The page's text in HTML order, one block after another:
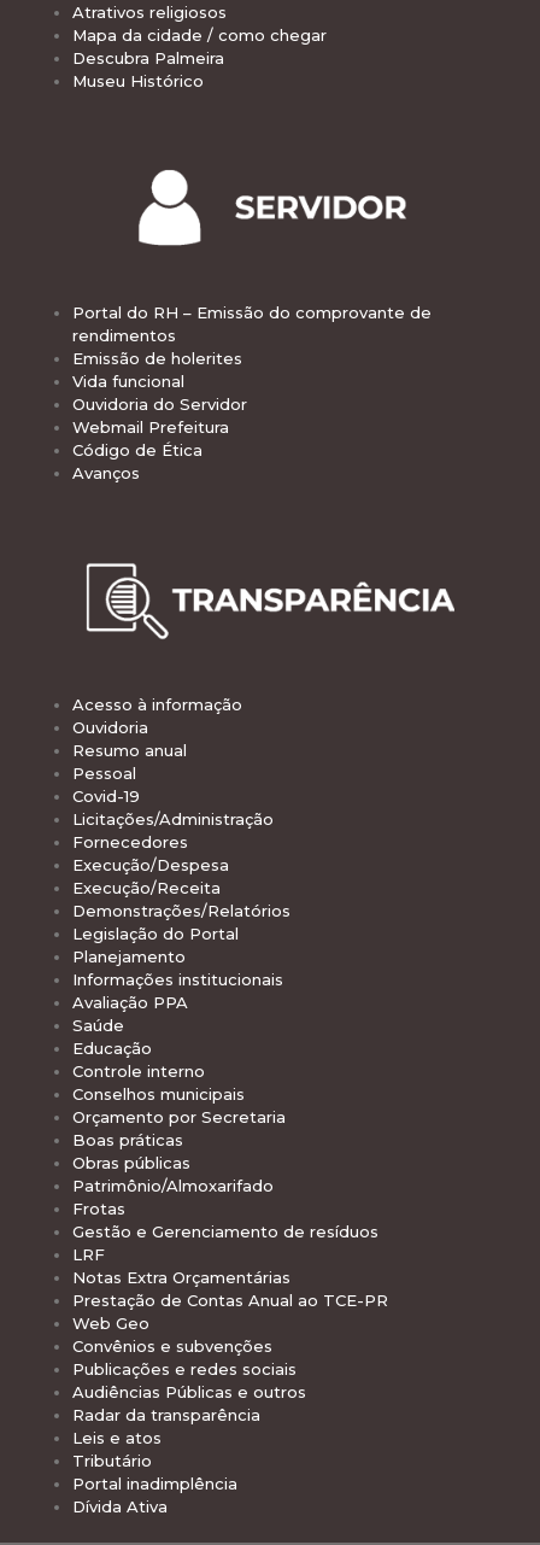
Atrativos religiosos
Mapa da cidade / como chegar
Descubra Palmeira
Museu Histórico
Portal do RH – Emissão do comprovante de
rendimentos
Emissão de holerites
Vida funcional
Ouvidoria do Servidor
Webmail Prefeitura
Código de Ética
Avanços
Acesso à informação
Ouvidoria
Resumo anual
Pessoal
Covid-19
Licitações/Administração
Fornecedores
Execução/Despesa
Execução/Receita
Demonstrações/Relatórios
Legislação do Portal
Planejamento
Informações institucionais
Avaliação PPA
Saúde
Educação
Controle interno
Conselhos municipais
Orçamento por Secretaria
Boas práticas
Obras públicas
Patrimônio/Almoxarifado
Frotas
Gestão e Gerenciamento de resíduos
LRF
Notas Extra Orçamentárias
Prestação de Contas Anual ao TCE-PR
Web Geo
Convênios e subvenções
Publicações e redes sociais
Audiências Públicas e outros
Radar da transparência
Leis e atos
Tributário
Portal inadimplência
Dívida Ativa